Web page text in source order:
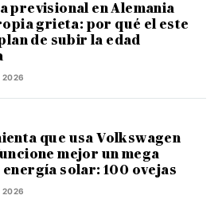
previsional en Alemania
grieta: por qué el este
de subir la edad
2026
que usa Volkswagen
mejor un mega
solar: 100 ovejas
2026